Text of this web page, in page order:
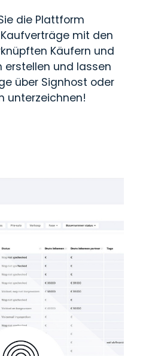
die Plattform
mit den
Käufern und
erstellen und lassen
über Signhost oder
unterzeichnen!